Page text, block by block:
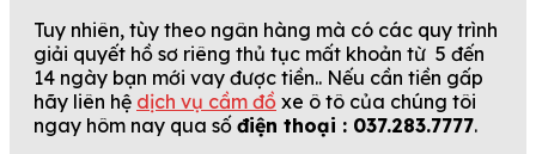
Tuy nhiên, tùy theo ngân hàng mà có các quy trình
giải quyết hồ sơ riêng thủ tục mất khoản từ 5 đến
14 ngày bạn mới vay được tiền.. Nếu cần tiền gấp
hãy liên hệ dịch vụ cầm đồ xe ô tô của chúng tôi
ngay hôm nay qua số điện thoại : 037.283.7777.